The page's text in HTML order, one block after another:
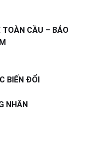
TOÀN CẦU – BÁO
BIẾN ĐỔI
NHÂN